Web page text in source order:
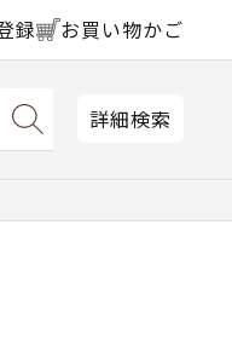
録 お買い物かご
詳細検索